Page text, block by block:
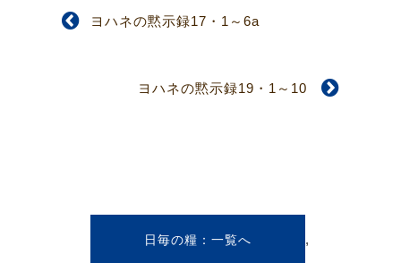
ヨハネの黙示録17・1～6a
ヨハネの黙示録19・1～10
日毎の糧 ,